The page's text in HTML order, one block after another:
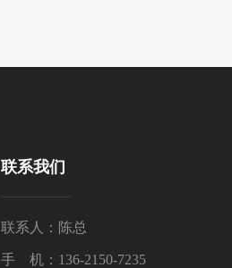
联系我们
联系人：陈总
手 机：136-2150-7235